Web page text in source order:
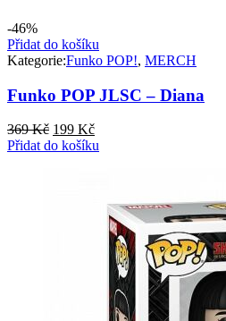
-46%
Přidat do košíku
Kategorie:Funko POP!, MERCH
Funko POP JLSC – Diana
369Kč Původní
cena
199 KčAktuální
cena
Přidat do košíku